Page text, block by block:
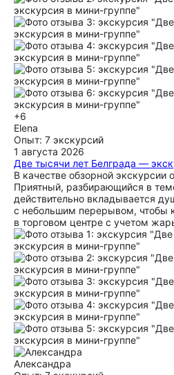
+6
Elena
Опыт: 7 экскурсий
1 августа 2026
Две тысячи лет Белграда —
В качестве обзорной экскурсии
Приятный, разбирающийся в
действительно вкладывается
с небольшим перерывом, чтобы
в торговом центре с учетом
Александра